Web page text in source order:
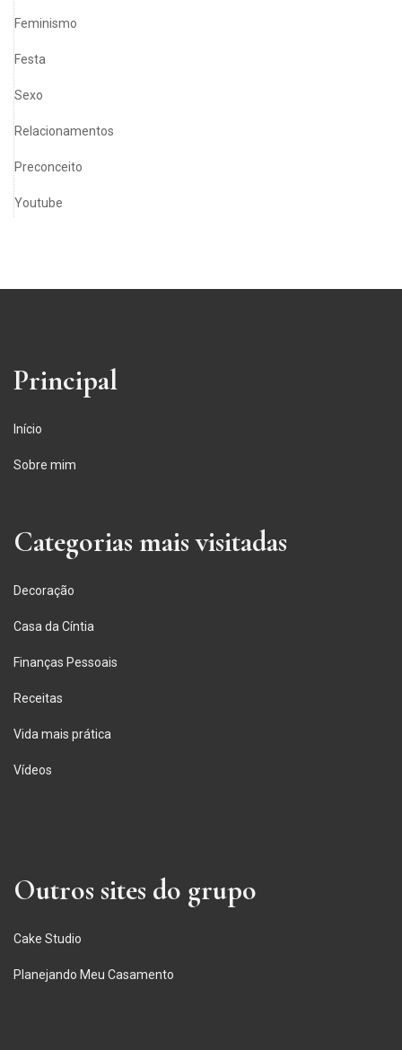
Feminismo
Festa
Sexo
Relacionamentos
Preconceito
Youtube
Principal
Início
Sobre mim
Categorias mais visitadas
Decoração
Casa da Cíntia
Finanças Pessoais
Receitas
Vida mais prática
Vídeos
Outros sites do grupo
Cake Studio
Planejando Meu Casamento